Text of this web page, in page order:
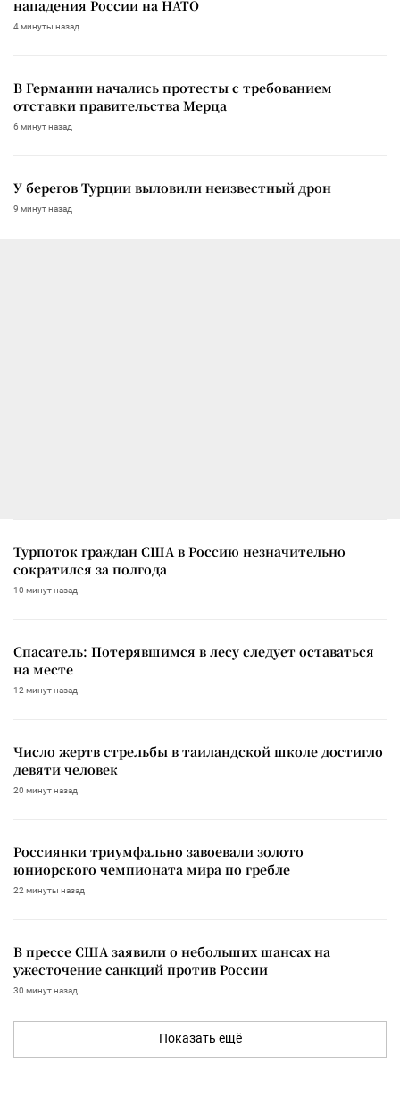
нападения России на НАТО
4 минуты назад
В Германии начались протесты с требованием
отставки правительства Мерца
6 минут назад
У берегов Турции выловили неизвестный дрон
9 минут назад
Турпоток граждан США в Россию незначительно
сократился за полгода
10 минут назад
Спасатель: Потерявшимся в лесу следует оставаться
на месте
12 минут назад
Число жертв стрельбы в таиландской школе достигло
девяти человек
20 минут назад
Россиянки триумфально завоевали золото
юниорского чемпионата мира по гребле
22 минуты назад
В прессе США заявили о небольших шансах на
ужесточение санкций против России
30 минут назад
Показать ещё